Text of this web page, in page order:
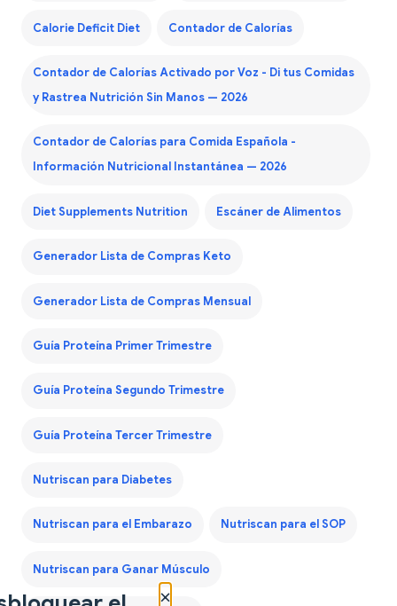
Calorie Deficit Diet Contador de Calorías
Contador de Calorías Activado por Voz - Di tus Comidas
y Rastrea Nutrición Sin Manos — 2026
Contador de Calorías para Comida Española -
Información Nutricional Instantánea — 2026
Diet Supplements Nutrition Escáner de Alimentos
Generador Lista de Compras Keto
Generador Lista de Compras Mensual
Guía Proteína Primer Trimestre
Guía Proteína Segundo Trimestre
Guía Proteína Tercer Trimestre
Nutriscan para Diabetes
Nutriscan para el Embarazo Nutriscan para el SOP
Nutriscan para Ganar Músculo
×